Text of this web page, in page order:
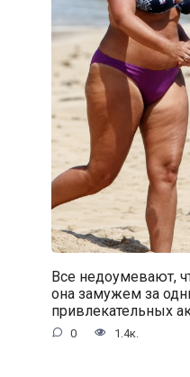
Все недоумевают,
она замужем за
привлекательных
0 1.4к.